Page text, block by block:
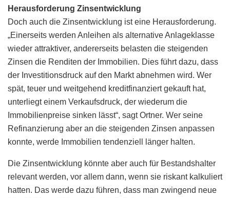
Herausforderung Zinsentwicklung
Doch auch die Zinsentwicklung ist eine Herausforderung.
„Einerseits werden Anleihen als alternative Anlageklasse
wieder attraktiver, andererseits belasten die steigenden
Zinsen die Renditen der Immobilien. Dies führt dazu, dass
der Investitionsdruck auf den Markt abnehmen wird. Wer
spät, teuer und weitgehend kreditfinanziert gekauft hat,
unterliegt einem Verkaufsdruck, der wiederum die
Immobilienpreise sinken lässt“, sagt Ortner. Wer seine
Refinanzierung aber an die steigenden Zinsen anpassen
konnte, werde Immobilien tendenziell länger halten.
Die Zinsentwicklung könnte aber auch für Bestandshalter
relevant werden, vor allem dann, wenn sie riskant kalkuliert
hatten. Das werde dazu führen, dass man zwingend neue